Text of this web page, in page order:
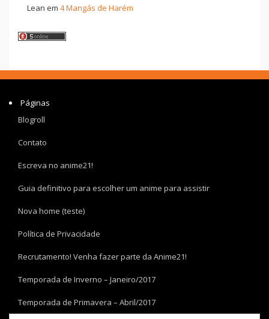
Lean em 4 Mangás de Harém
Páginas
Blogroll
Contato
Escreva no anime21!
Guia definitivo para escolher um anime para assistir
Nova home (teste)
Política de Privacidade
Recrutamento! Venha fazer parte da Anime21!
Temporada de Inverno – Janeiro/2017
Temporada de Primavera – Abril/2017